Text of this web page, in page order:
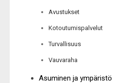
Avustukset
Kotoutumispalvelut
Turvallisuus
Vauvaraha
Asuminen ja ympäristö